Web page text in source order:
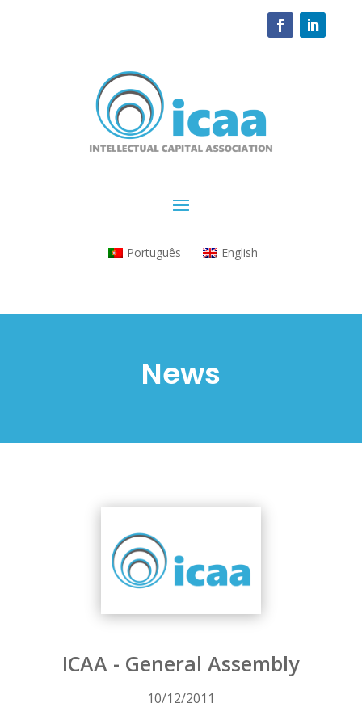
Português English
News
ICAA - General Assembly
10/12/2011